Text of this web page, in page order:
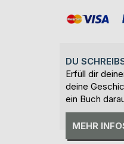
DU
Erfüll dir
deine
ein Buch
MEHR